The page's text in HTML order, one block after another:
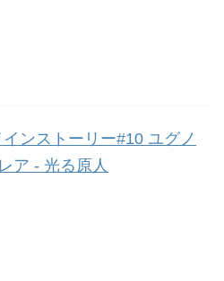
ンストーリー#10 ユグノ
ア - 光る原人